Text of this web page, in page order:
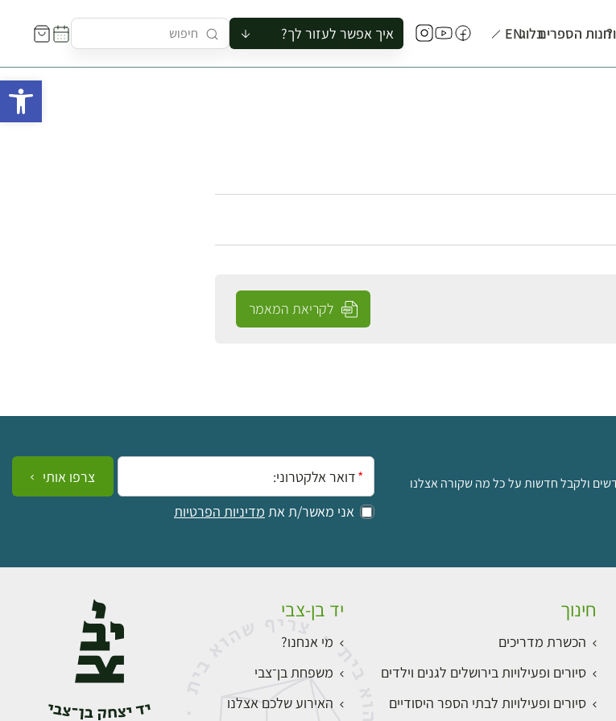
חנות הספריםבלוגEN איך אפשר לעזור לך?
להזמין סיור לקבוצה
לקריאת המאמר
ולקבל חדשות על כל מה שקורה אצלנו
אימייל:
אני מאשר/ת את מדיניות הפרטיות
צרפו אותי
חינוך
הכשרת מדריכים
סיורים ופעילויות בירושלים לגנים וילדים
סיורים ופעילויות לבתי הספר היסודיים
יד בן-צבי
מי אנחנו?
משפחת בן־צבי
האירוע שלכם אצלנו